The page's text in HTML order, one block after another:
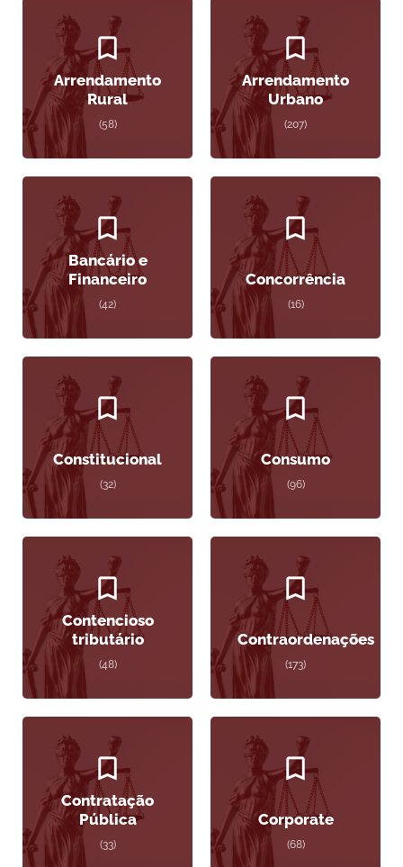
Arrendamento
Rural
(58)
Arrendamento
Urbano
(207)
Bancário e
Financeiro
(42)
Concorrência
(16)
Constitucional
(32)
Consumo
(96)
Contencioso
tributário
(48)
Contraordenações
(173)
Contratação
Pública
(33)
Corporate
(68)